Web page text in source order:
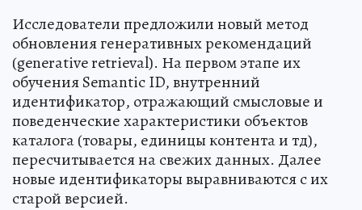
Исследователи предложили новый метод
обновления генеративных рекомендаций
(generative retrieval). На первом этапе их
обучения Semantic ID, внутренний
идентификатор, отражающий смысловые и
поведенческие характеристики объектов
каталога (товары, единицы контента и тд),
пересчитывается на свежих данных. Далее
новые идентификаторы выравниваются с их
старой версией.